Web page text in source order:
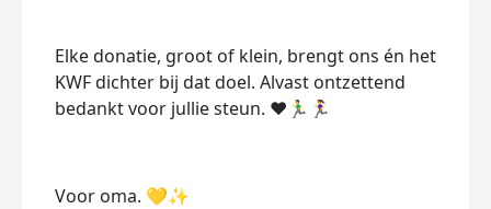
Elke donatie, groot of klein, brengt ons én het
KWF dichter bij dat doel. Alvast ontzettend
bedankt voor jullie steun. ❤️🏃‍♂️🏃‍♀️
Voor oma. 💛✨